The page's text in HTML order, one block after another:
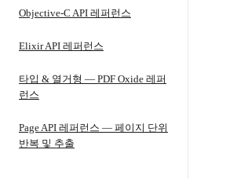
Objective-C API 레퍼런스
Elixir API 레퍼런스
타입 & 열거형 — PDF Oxide 레퍼
런스
Page API 레퍼런스 — 페이지 단위
반복 및 추출